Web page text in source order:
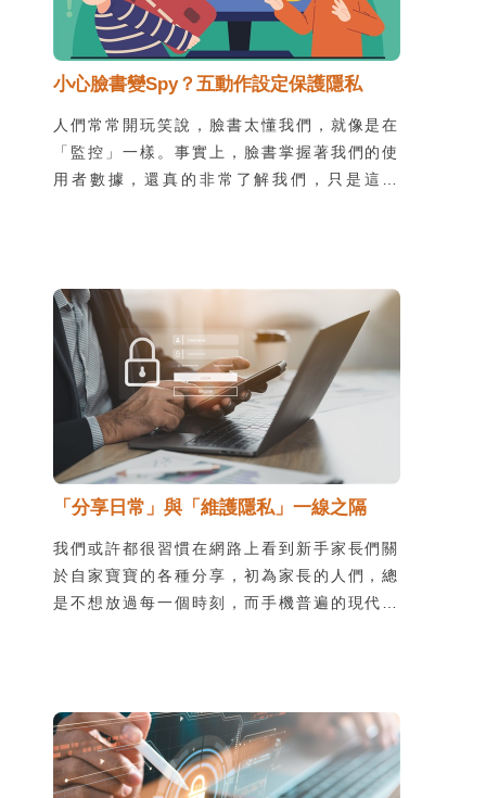
小心臉書變Spy？五動作設定保護隱私
人們常常開玩笑說，臉書太懂我們，就像是在
「監控」一樣。事實上，臉書掌握著我們的使
用者數據，還真的非常了解我們，只是這種
「分享日常」與「維護隱私」一線之隔
我們或許都很習慣在網路上看到新手家長們關
於自家寶寶的各種分享，初為家長的人們，總
是不想放過每一個時刻，而手機普遍的現代，
會間接侵害孩子的隱私。最可怕的隱患，便是
這些內容被不肖人士流傳、利用。